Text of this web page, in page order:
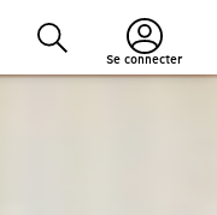
Se connecter